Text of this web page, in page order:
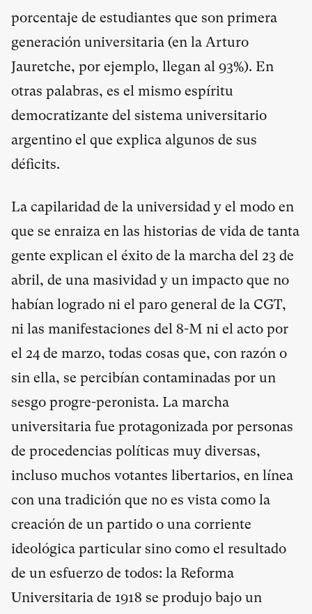
porcentaje de estudiantes que son primera
generación universitaria (en la Arturo
Jauretche, por ejemplo, llegan al 93%). En
otras palabras, es el mismo espíritu
democratizante del sistema universitario
argentino el que explica algunos de sus
déficits.
La capilaridad de la universidad y el modo en
que se enraiza en las historias de vida de tanta
gente explican el éxito de la marcha del 23 de
abril, de una masividad y un impacto que no
habían logrado ni el paro general de la CGT,
ni las manifestaciones del 8-M ni el acto por
el 24 de marzo, todas cosas que, con razón o
sin ella, se percibían contaminadas por un
sesgo progre-peronista. La marcha
universitaria fue protagonizada por personas
de procedencias políticas muy diversas,
incluso muchos votantes libertarios, en línea
con una tradición que no es vista como la
creación de un partido o una corriente
ideológica particular sino como el resultado
de un esfuerzo de todos: la Reforma
Universitaria de 1918 se produjo bajo un